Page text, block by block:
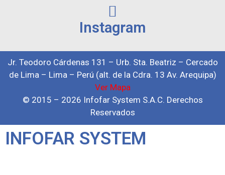
Instagram
Jr. Teodoro Cárdenas 131 – Urb. Sta. Beatriz – Cercado
de Lima – Lima – Perú (alt. de la Cdra. 13 Av. Arequipa)
Ver Mapa
© 2015 – 2026 Infofar System S.A.C. Derechos
Reservados
INFOFAR SYSTEM